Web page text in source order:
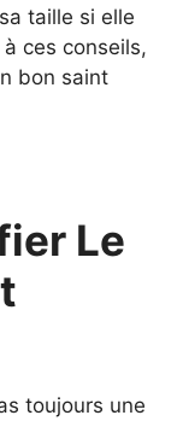
taille si elle
ces conseils,
bon saint
Le
toujours une